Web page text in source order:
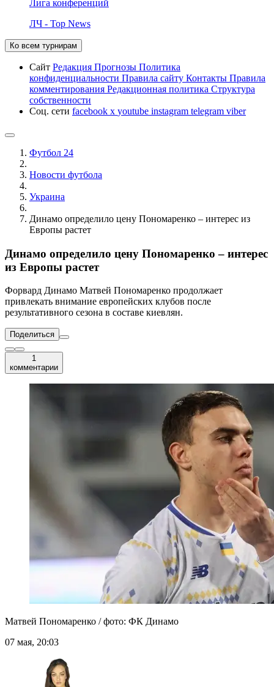
Лига конференций
ЛЧ - Top News
Ко всем турнирам
Сайт Редакция Прогнозы Политика
конфиденциальности Правила сайту Контакты Правила
комментирования Редакционная политика Структура
собственности
Соц. сети facebook x youtube instagram telegram viber
Футбол 24
Новости футбола
Украина
Динамо определило цену Пономаренко – интерес из
Европы растет
Динамо определило цену Пономаренко – интерес
из Европы растет
Форвард Динамо Матвей Пономаренко продолжает
привлекать внимание европейских клубов после
результативного сезона в составе киевлян.
Поделиться
1
комментарии
Матвей Пономаренко / фото: ФК Динамо
07 мая, 20:03